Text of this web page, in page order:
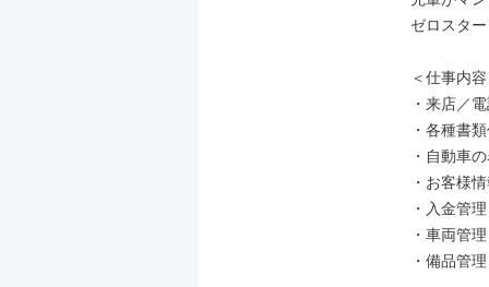
ゼロスタ
＜仕事内
・来店／
・各種書
・自動車
・お客様
・入金管理
・車両管理
・備品管